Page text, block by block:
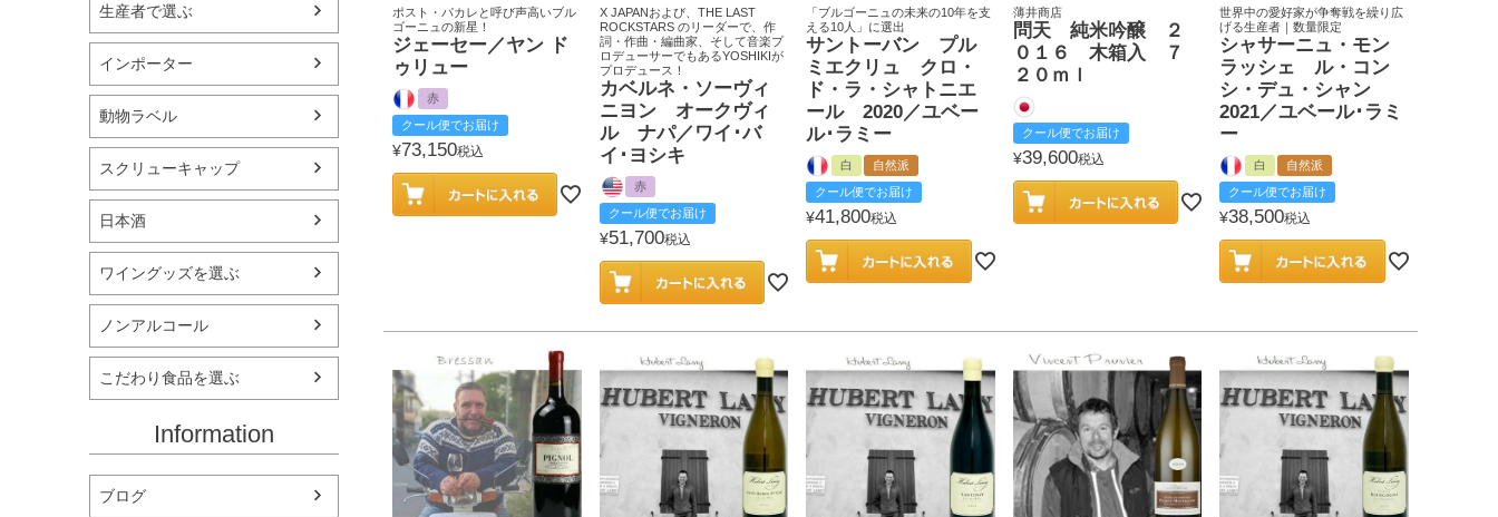
生産者で選ぶ
インポーター
動物ラベル
スクリューキャップ
日本酒
ワイングッズを選ぶ
ノンアルコール
こだわり食品を選ぶ
Information
ブログ
ポスト・パカレと呼び声高いブル
ゴーニュの新星！
ジェーセー／ヤン ド
ゥリュー
赤
クール便でお届け
¥73,150税込
X JAPANおよび、THE LAST
ROCKSTARS のリーダーで、作
詞・作曲・編曲家、そして音楽プ
ロデューサーでもあるYOSHIKIが
プロデュース！
カベルネ・ソーヴィ
ニヨン オークヴィ
ル ナパ／ワイ･バ
イ･ヨシキ
赤
クール便でお届け
¥51,700税込
「ブルゴーニュの未来の10年を支
える10人」に選出
サントーバン プル
ミエクリュ クロ・
ド・ラ・シャトニエ
ール 2020／ユベー
ル･ラミー
白
自然派
クール便でお届け
¥41,800税込
薄井商店
問天 純米吟醸 ２
０１６ 木箱入 ７
２０ｍｌ
クール便でお届け
¥39,600税込
世界中の愛好家が争奪戦を繰り広
げる生産者｜数量限定
シャサーニュ・モン
ラッシェ ル・コン
シ・デュ・シャン
2021／ユベール･ラミ
ー
白
自然派
クール便でお届け
¥38,500税込